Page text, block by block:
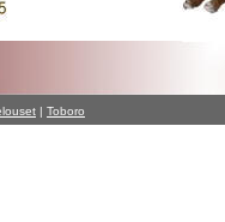
| Toboro